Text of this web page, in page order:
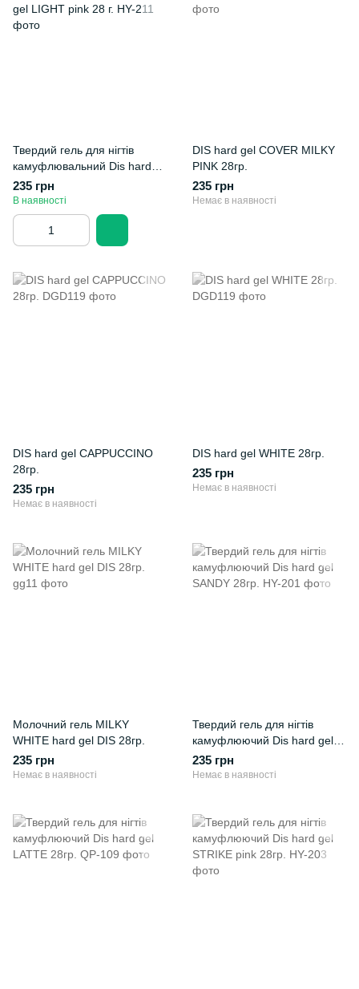
Твердий гель для нігтів
камуфлювальний Dis hard
gel LIGHT pink 28 г.
235 грн
В наявності
DIS hard gel COVER MILKY
PINK 28гр.
235 грн
Немає в наявності
DIS hard gel CAPPUCCINO
28гр.
235 грн
Немає в наявності
DIS hard gel WHITE 28гр.
235 грн
Немає в наявності
Молочний гель MILKY
WHITE hard gel DIS 28гр.
235 грн
Немає в наявності
Твердий гель для нігтів
камуфлюючий Dis hard gel
SANDY 28гр.
235 грн
Немає в наявності